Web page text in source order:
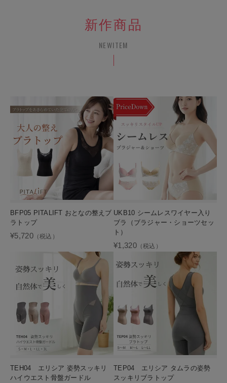
新作商品
NEWITEM
BFP05 PITALIFT おとなの整えブ
ラトップ
¥5,720（税込）
UKB10 シームレスワイヤー入り
ブラ（ブラジャー・ショーツセッ
ト）
¥1,320（税込）
TEH04 エリシア 姿勢スッキリ
ハイウエスト骨盤ガードル
TEP04 エリシア タムラの姿勢
スッキリブラトップ